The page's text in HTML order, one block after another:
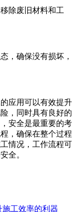
除废旧材料和工
确保没有损坏，
应用可以有效提升
，同时具有良好的
安全是最重要的考
，确保在整个过程
情况，工作流程可
全。
工效率的利器